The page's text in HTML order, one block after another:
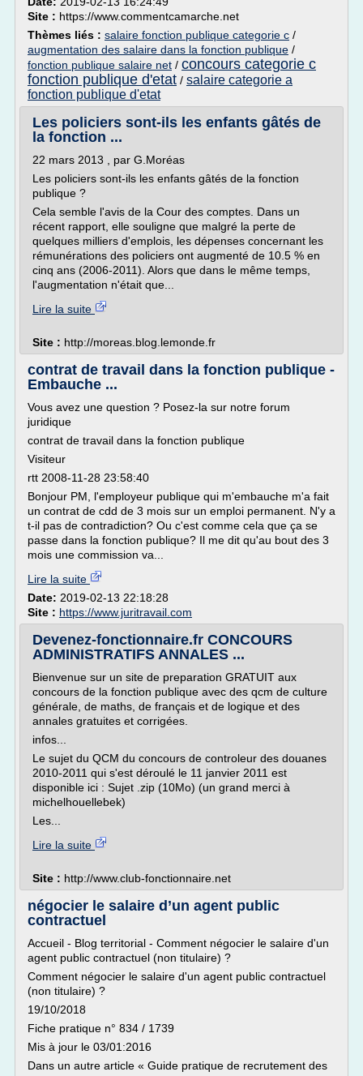
Site : https://www.commentcamarche.net
Thèmes liés : salaire fonction publique categorie c /
augmentation des salaire dans la fonction publique /
fonction publique salaire net / concours categorie c
fonction publique d'etat / salaire categorie a
fonction publique d'etat
Les policiers sont-ils les enfants gâtés de
la fonction ...
22 mars 2013 , par G.Moréas
Les policiers sont-ils les enfants gâtés de la fonction
publique ?
Cela semble l'avis de la Cour des comptes. Dans un
récent rapport, elle souligne que malgré la perte de
quelques milliers d'emplois, les dépenses concernant les
rémunérations des policiers ont augmenté de 10.5 % en
cinq ans (2006-2011). Alors que dans le même temps,
l'augmentation n'était que...
Lire la suite
Site : http://moreas.blog.lemonde.fr
contrat de travail dans la fonction publique -
Embauche ...
Vous avez une question ? Posez-la sur notre forum
juridique
contrat de travail dans la fonction publique
Visiteur
rtt 2008-11-28 23:58:40
Bonjour PM, l'employeur publique qui m'embauche m'a fait
un contrat de cdd de 3 mois sur un emploi permanent. N'y a
t-il pas de contradiction? Ou c'est comme cela que ça se
passe dans la fonction publique? Il me dit qu'au bout des 3
mois une commission va...
Lire la suite
Date: 2019-02-13 22:18:28
Site : https://www.juritravail.com
Devenez-fonctionnaire.fr CONCOURS
ADMINISTRATIFS ANNALES ...
Bienvenue sur un site de preparation GRATUIT aux
concours de la fonction publique avec des qcm de culture
générale, de maths, de français et de logique et des
annales gratuites et corrigées.
infos...
Le sujet du QCM du concours de controleur des douanes
2010-2011 qui s'est déroulé le 11 janvier 2011 est
disponible ici : Sujet .zip (10Mo) (un grand merci à
michelhouellebek)
Les...
Lire la suite
Site : http://www.club-fonctionnaire.net
négocier le salaire d’un agent public
contractuel
Accueil - Blog territorial - Comment négocier le salaire d'un
agent public contractuel (non titulaire) ?
Comment négocier le salaire d'un agent public contractuel
(non titulaire) ?
19/10/2018
Fiche pratique n° 834 / 1739
Mis à jour le 03/01:2016
Dans un autre article « Guide pratique de recrutement des